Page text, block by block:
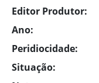
Editor Produtor:
Ano:
Peridiocidade:
Situação: